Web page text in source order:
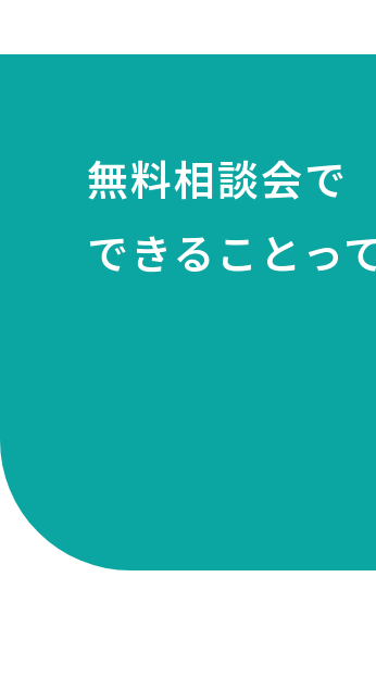
無料相談会で
できることっ